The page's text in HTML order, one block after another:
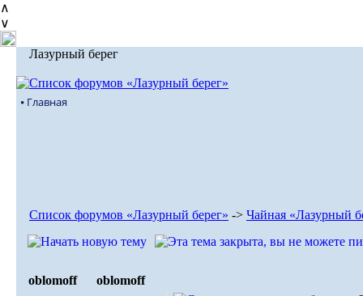
∧
∨
Лазурный берег
⦁ Главная
Список форумов «Лазурный берег» -> Чайная «Лазурный
oblomoff oblomoff